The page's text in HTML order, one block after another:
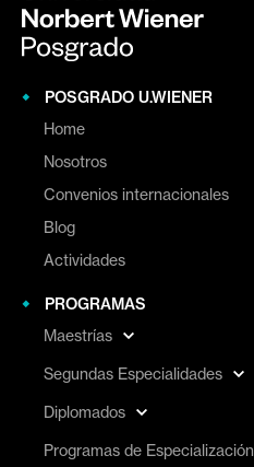
POSGRADO U.WIENER
Home
Nosotros
Convenios internacionales
Blog
Actividades
PROGRAMAS
Maestrías
Segundas Especialidades
Diplomados
Programas de Especialización